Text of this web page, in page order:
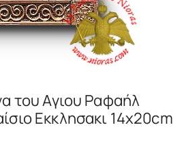
του Αγιου Ραφαήλ
Εκκλησακι 14x20cm